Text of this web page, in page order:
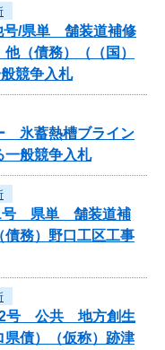
号/県単 舗装道補修
（債務）（（国）
競争入札
氷蓄熱槽ブライン
一般競争入札
1号 県単 舗装道補
債務）野口工区工事
号 公共 地方創生
県債）（仮称）跡津